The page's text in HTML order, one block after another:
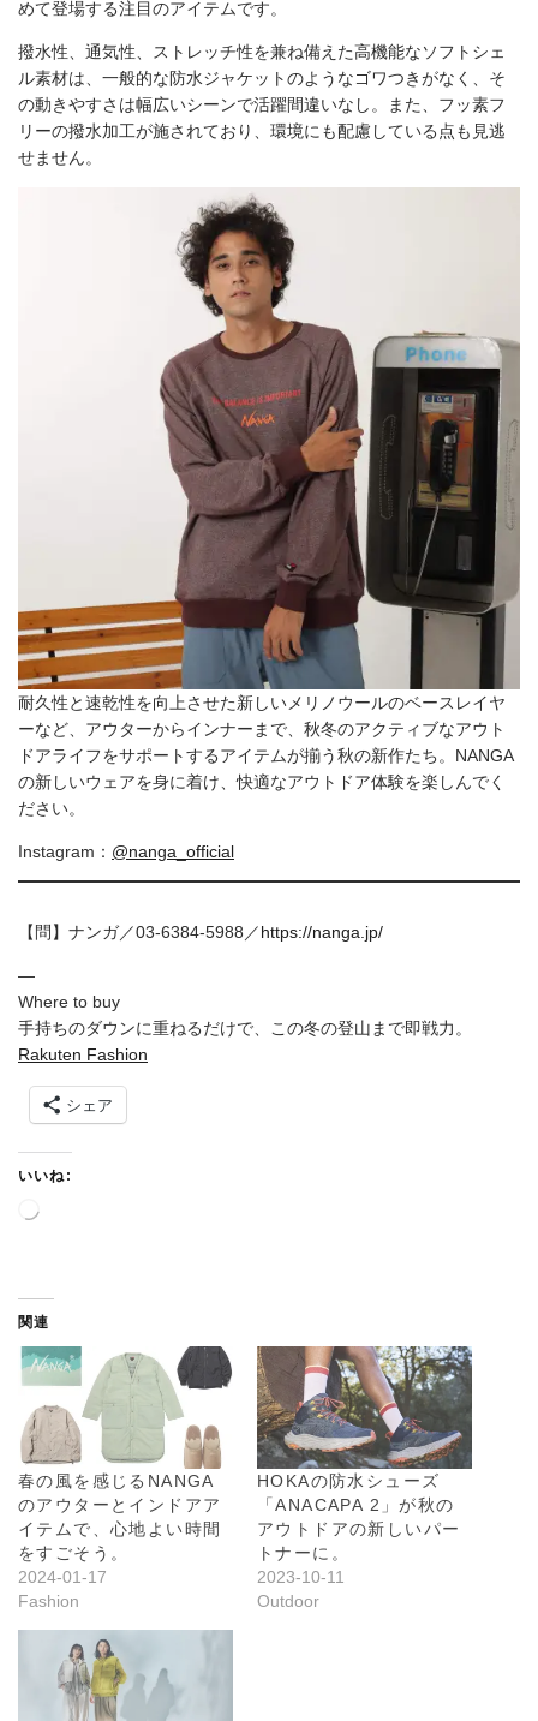
めて登場する注目のアイテムです。
撥水性、通気性、ストレッチ性を兼ね備えた高機能なソフトシェ
ル素材は、一般的な防水ジャケットのようなゴワつきがなく、そ
の動きやすさは幅広いシーンで活躍間違いなし。また、フッ素フ
リーの撥水加工が施されており、環境にも配慮している点も見逃
せません。
耐久性と速乾性を向上させた新しいメリノウールのベースレイヤ
ーなど、アウターからインナーまで、秋冬のアクティブなアウト
ドアライフをサポートするアイテムが揃う秋の新作たち。NANGA
の新しいウェアを身に着け、快適なアウトドア体験を楽しんでく
ださい。
Instagram： @nanga_official
【問】ナンガ／03-6384-5988／https://nanga.jp/
—
Where to buy
手持ちのダウンに重ねるだけで、この冬の登山まで即戦力。
Rakuten Fashion
シェア
いいね:
読
中
…
関連
春の風を感じるNANGA
のアウターとインドアア
イテムで、心地よい時間
をすごそう。
2024-01-17
Fashion
HOKAの防水シューズ
「ANACAPA 2」が秋の
アウトドアの新しいパー
トナーに。
2023-10-11
Outdoor